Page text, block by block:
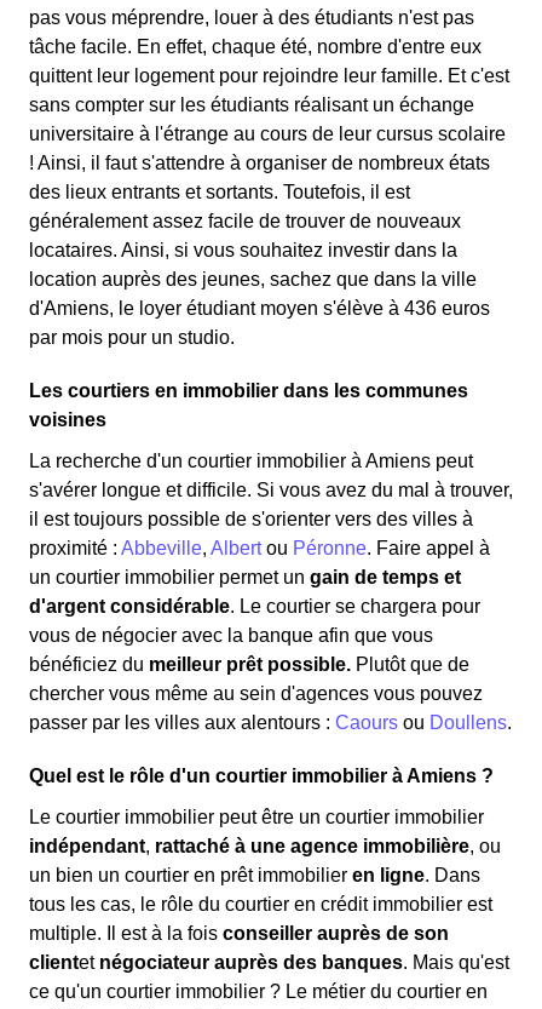
pas vous méprendre, louer à des étudiants n'est pas
tâche facile. En effet, chaque été, nombre d'entre eux
quittent leur logement pour rejoindre leur famille. Et c'est
sans compter sur les étudiants réalisant un échange
universitaire à l'étrange au cours de leur cursus scolaire
! Ainsi, il faut s'attendre à organiser de nombreux états
des lieux entrants et sortants. Toutefois, il est
généralement assez facile de trouver de nouveaux
locataires. Ainsi, si vous souhaitez investir dans la
location auprès des jeunes, sachez que dans la ville
d'Amiens, le loyer étudiant moyen s'élève à 436 euros
par mois pour un studio.
Les courtiers en immobilier dans les communes
voisines
La recherche d'un courtier immobilier à Amiens peut
s'avérer longue et difficile. Si vous avez du mal à trouver,
il est toujours possible de s'orienter vers des villes à
proximité : Abbeville, Albertou Péronne. Faire appel à
un courtier immobilier permet un gain de temps et
d'argent considérable. Le courtier se chargera pour
vous de négocier avec la banque afin que vous
bénéficiez du meilleur prêt possible. Plutôt que de
chercher vous même au sein d'agences vous pouvez
passer par les villes aux alentours : Caours ou Doullens.
Quel est le rôle d'un courtier immobilier à Amiens ?
Le courtier immobilier peut être un courtier immobilier
indépendant, rattaché à une agence immobilière, ou
un bien un courtier en prêt immobilier en ligne. Dans
tous les cas, le rôle du courtier en crédit immobilier est
multiple. Il est à la fois conseiller auprès de son
clientet négociateur auprès des banques. Mais qu'est
ce qu'un courtier immobilier ? Le métier du courtier en